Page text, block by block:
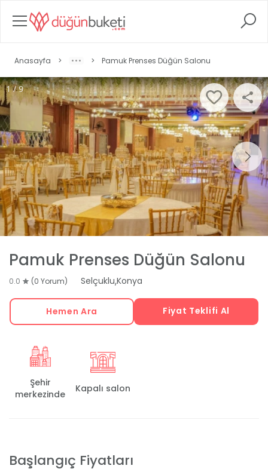
Anasayfa > > Pamuk Prenses Düğün Salonu
1 / 9
Pamuk Prenses Düğün Salonu
0.0 (0 Yorum) Selçuklu,Konya
Hemen Ara Fiyat Teklifi Al
Şehir
merkezinde
Kapalı salon
Başlangıç Fiyatları